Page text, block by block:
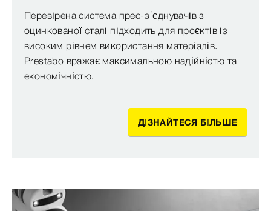
Перевірена система прес-з’єднувачів з
оцинкованої сталі підходить для проєктів із
високим рівнем використання матеріалів.
Prestabo вражає максимальною надійністю та
економічністю.
ДІЗНАЙТЕСЯ БІЛЬШЕ